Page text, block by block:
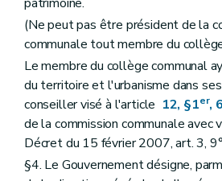
Chapitre II
Art. 237/30
Chapitre III
Procédures
Art. 237/31
Titre VI Dispositions favorisant la
Art. 237/32
Art. 237/33
Art. 237/34
Titre VII Sanctions
Chapitre premier Du
Art. 237/35
Chapitre II Des amendes
(Ne peut pas être président de la
communale tout membre du
Le membre du collège communal
du territoire et l'urbanisme dans
conseiller visé à l'article 12, §1er,
de la commission communale avec
Décret du 15 février 2007, art. 3,
§4. Le Gouvernement désigne,